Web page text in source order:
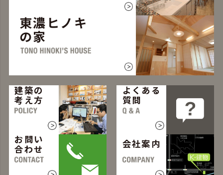
東濃ヒノキ
の家
建築の
考え方
よくある
質問
お問い
合わせ
会社案内